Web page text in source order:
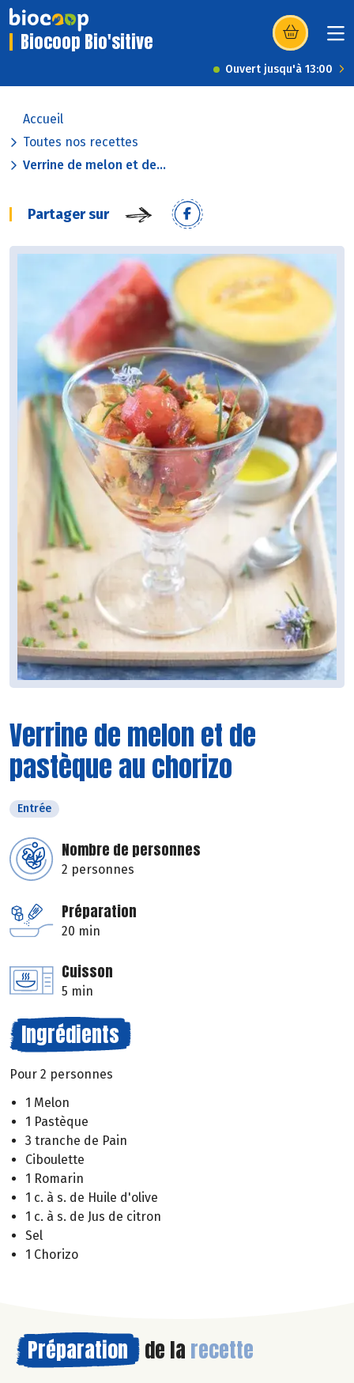
Biocoop Bio'sitive (s’ouvre dans
Ouvert jusqu'à 13:00
Accueil
Toutes nos recettes
Verrine de melon et de...
Partager sur
Verrine de melon et de
pastèque au chorizo
Entrée
Nombre de personnes
2 personnes
Préparation
20 min
Cuisson
5 min
Ingrédients
Pour 2 personnes
1 Melon
1 Pastèque
3 tranche de Pain
Ciboulette
1 Romarin
1 c. à s. de Huile d'olive
1 c. à s. de Jus de citron
Sel
1 Chorizo
Préparation de la recette